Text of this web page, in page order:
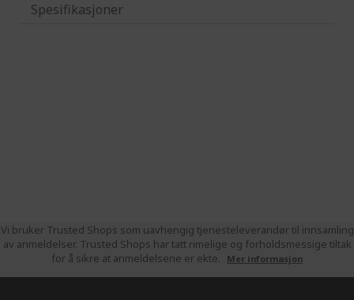
Spesifikasjoner
Vi bruker Trusted Shops som uavhengig tjenesteleverandør til innsamling
av anmeldelser. Trusted Shops har tatt rimelige og forholdsmessige tiltak
for å sikre at anmeldelsene er ekte.
Mer informasjon